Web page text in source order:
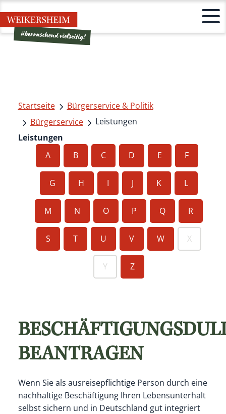
Startseite
Bürgerservice & Politik
Bürgerservice
Leistungen
Leistungen
A
B C D E F
G H I J K L
M N O P Q R
S T U V W X
Y Z
BEANTRAGEN
Wenn Sie als ausreisepflichtige Person durch eine
nachhaltige Beschäftigung Ihren Lebensunterhalt
selbst sichern und in Deutschland gut integriert